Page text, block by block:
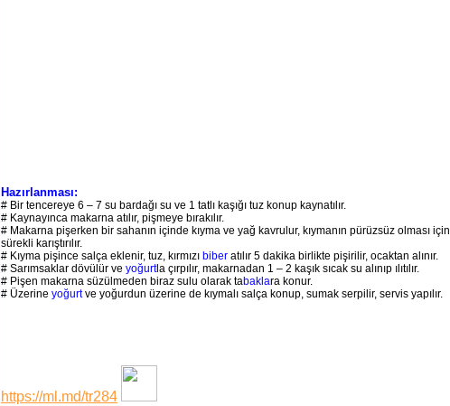
Hazırlanması:
# Bir tencereye 6 – 7 su bardağı su ve 1 tatlı kaşığı tuz konup kaynatılır.
# Kaynayınca makarna atılır, pişmeye bırakılır.
# Makarna pişerken bir sahanın içinde kıyma ve yağ kavrulur, kıymanın pürüzsüz olması için
sürekli karıştırılır.
# Kıyma pişince salça eklenir, tuz, kırmızı biber atılır 5 dakika birlikte pişirilir, ocaktan alınır.
# Sarımsaklar dövülür ve yoğurtla çırpılır, makarnadan 1 – 2 kaşık sıcak su alınıp ılıtılır.
# Pişen makarna süzülmeden biraz sulu olarak tabaklara konur.
# Üzerine yoğurtve yoğurdun üzerine de kıymalı salça konup, sumak serpilir, servis yapılır.
https://ml.md/tr284